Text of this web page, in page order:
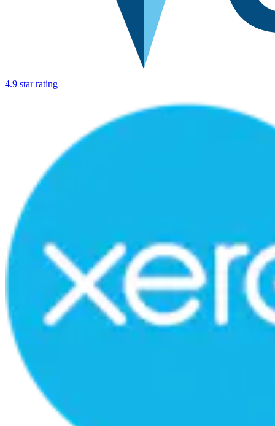
4.9 star rating